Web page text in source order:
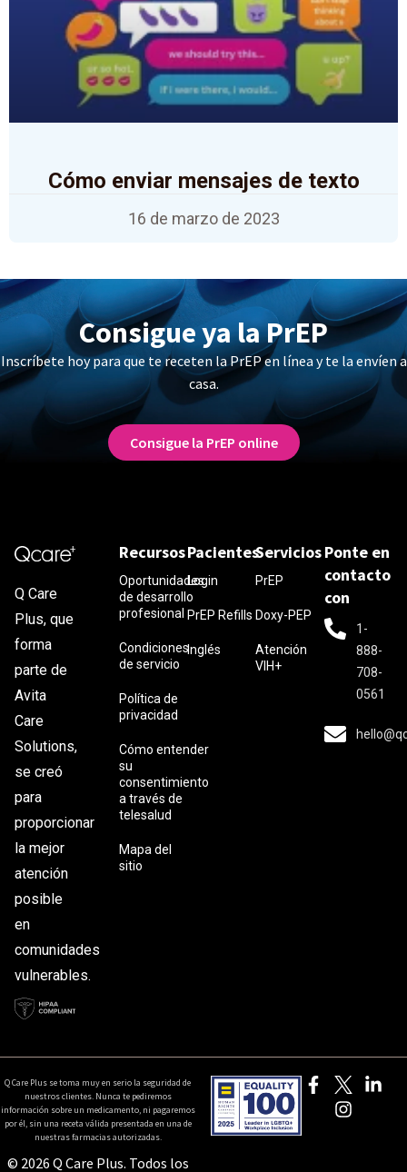
Cómo enviar mensajes de texto
16 de marzo de 2023
Consigue ya la PrEP
Inscríbete hoy para que te receten la PrEP en línea y te la envíen a
casa.
Consigue la PrEP online
Q Care
Plus, que
forma
parte de
Avita
Care
Solutions,
se creó
para
proporcionar
la mejor
atención
posible
en
comunidades
vulnerables.
Recursos
Oportunidades
de desarrollo
profesional
Condiciones
de servicio
Política de
privacidad
Cómo entender
su
consentimiento
a través de
telesalud
Mapa del
sitio
Pacientes
Login
PrEP Refills
Inglés
Servicios
PrEP
Doxy-PEP
Atención
VIH+
Ponte en
contacto
con
1-
888-
708-
0561
Q Care Plus se toma muy en serio la seguridad de
nuestros clientes. Nunca te pediremos
información sobre un medicamento, ni pagaremos
por él, sin una receta válida presentada en una de
nuestras farmacias autorizadas.
© 2026 Q Care Plus. Todos los